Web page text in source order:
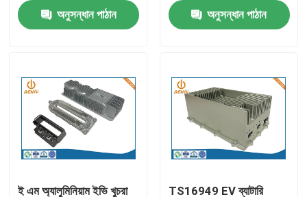
আমাদের সাথে যোগাযোগ করুন
অ্যালুমিনিয়াম ডাই ঢালাই
ইভি খুচরা যন্ত্রাংশ
CNC মেশিনিং যন্ত্রাংশ
অনুসন্ধান পাঠান
অনুসন্ধান পাঠান
ই এম অ্যালুমিনিয়াম ইভি খুচরা TS16949 EV ব্যাটারি